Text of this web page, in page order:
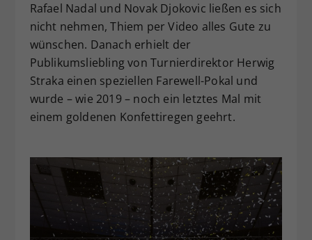
Rafael Nadal und Novak Djokovic ließen es sich
nicht nehmen, Thiem per Video alles Gute zu
wünschen. Danach erhielt der
Publikumsliebling von Turnierdirektor Herwig
Straka einen speziellen Farewell-Pokal und
wurde – wie 2019 – noch ein letztes Mal mit
einem goldenen Konfettiregen geehrt.